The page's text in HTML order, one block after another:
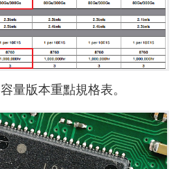
量版本重點規格表。